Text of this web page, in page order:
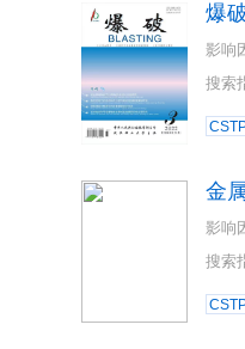
爆
影响
搜索
金
影响
搜索